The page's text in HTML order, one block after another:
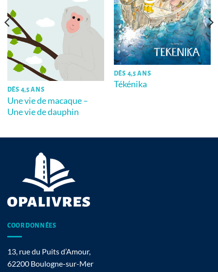
DÈS 4,5 ANS
Une vie de macaque –
Une vie de dauphin
DÈS 4,5 ANS
Tékénika
COORDONNÉES
13, rue du Puits d’Amour,
62200 Boulogne-sur-Mer